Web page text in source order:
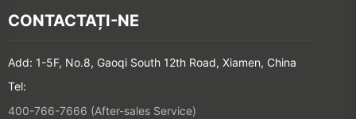
CONTACTAȚI-NE
Add: 1-5F, No.8, Gaoqi South 12th Road, Xiamen, China
Tel:
400-766-7666 (After-sales Service)